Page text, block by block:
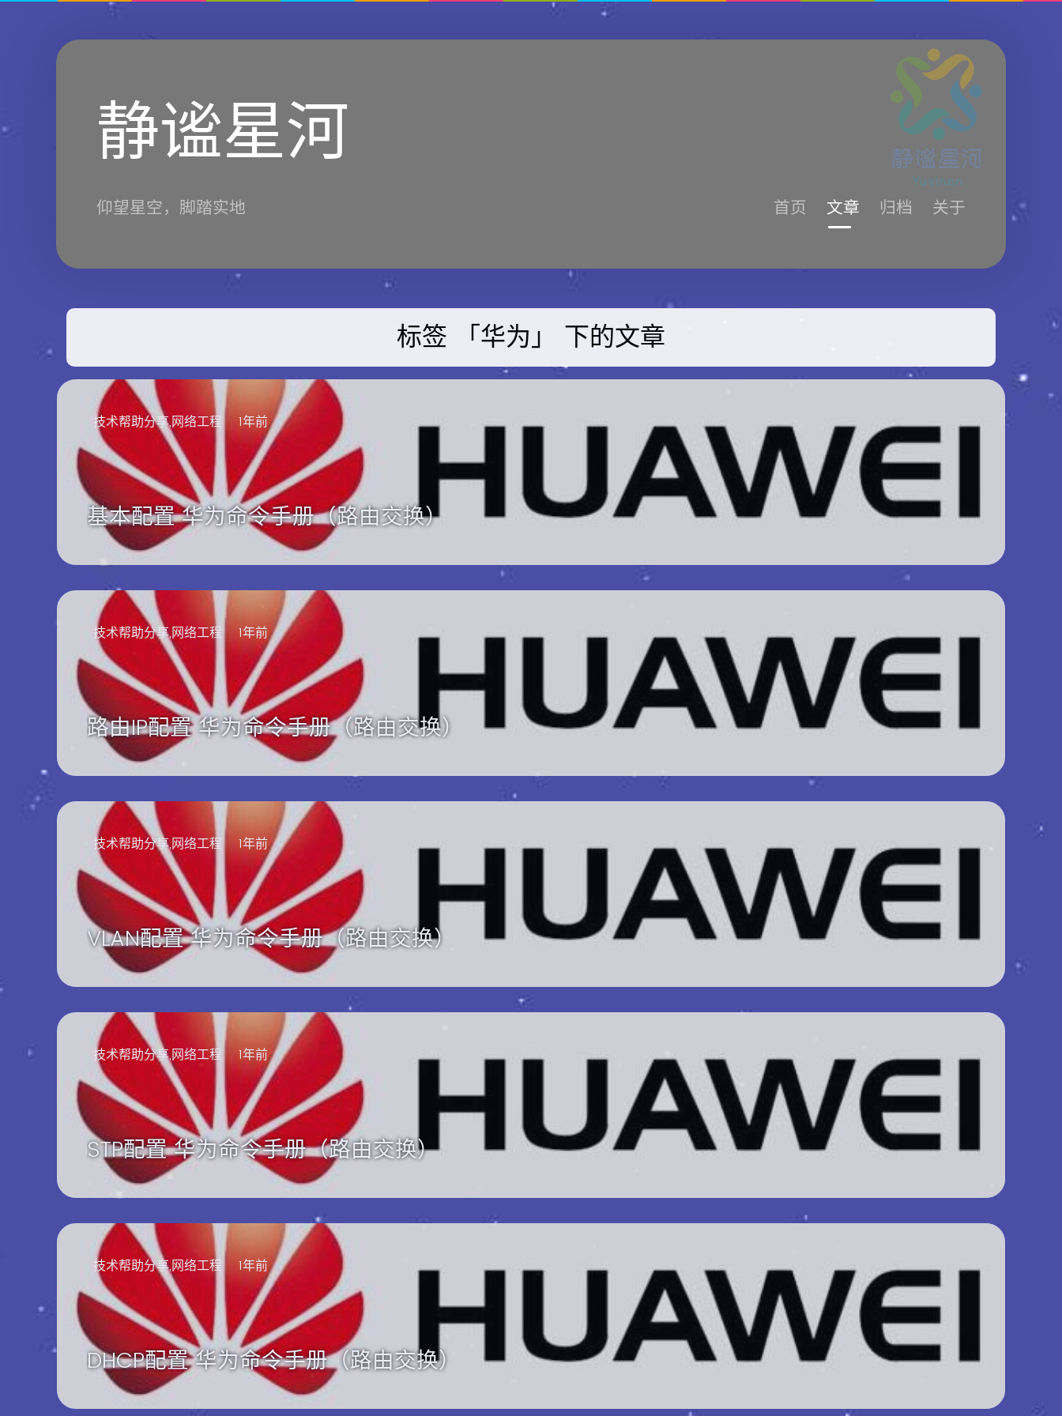
静谧星河
仰望星空，脚踏实地 首页 文章 归档 关于
标签 「华为」 下的文章
基本配置 华为命令手册（路由交换）
技术帮助分享,网络工程 1年前
路由IP配置 华为命令手册（路由交换）
技术帮助分享,网络工程 1年前
VLAN配置 华为命令手册（路由交换）
技术帮助分享,网络工程 1年前
STP配置 华为命令手册（路由交换）
技术帮助分享,网络工程 1年前
DHCP配置 华为命令手册（路由交换）
技术帮助分享,网络工程 1年前